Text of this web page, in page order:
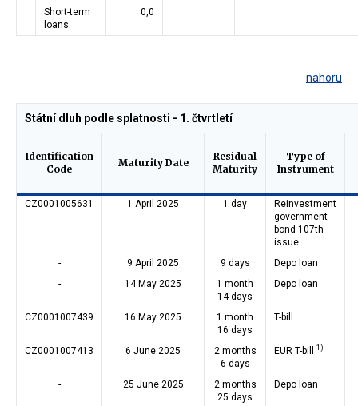
Short-term
loans
0,0
nahoru
Identification
Code
Maturity Date
Residual
Maturity
Type of
Instrument
Státní dluh podle splatnosti - 1. čtvrtletí
CZ0001005631 1 April 2025 1 day
Reinvestment
government
bond 107th
issue
-
9 April 2025 9 days
Depo loan
-
14 May 2025
1 month
14 days
Depo loan
CZ0001007439 16 May 2025
1 month
16 days
T-bill
CZ0001007413 6 June 2025
2 months
6 days
EUR T-bill 1)
- 25 June 2025
2 months
25 days
Depo loan